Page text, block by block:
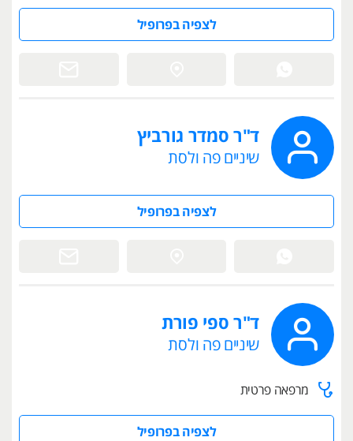
לצפיה בפרופיל
ד"ר סמדר גורביץ
שיניים פה ולסת
לצפיה בפרופיל
ד"ר ספי פורת
שיניים פה ולסת
מרפאה פרטית
לצפיה בפרופיל